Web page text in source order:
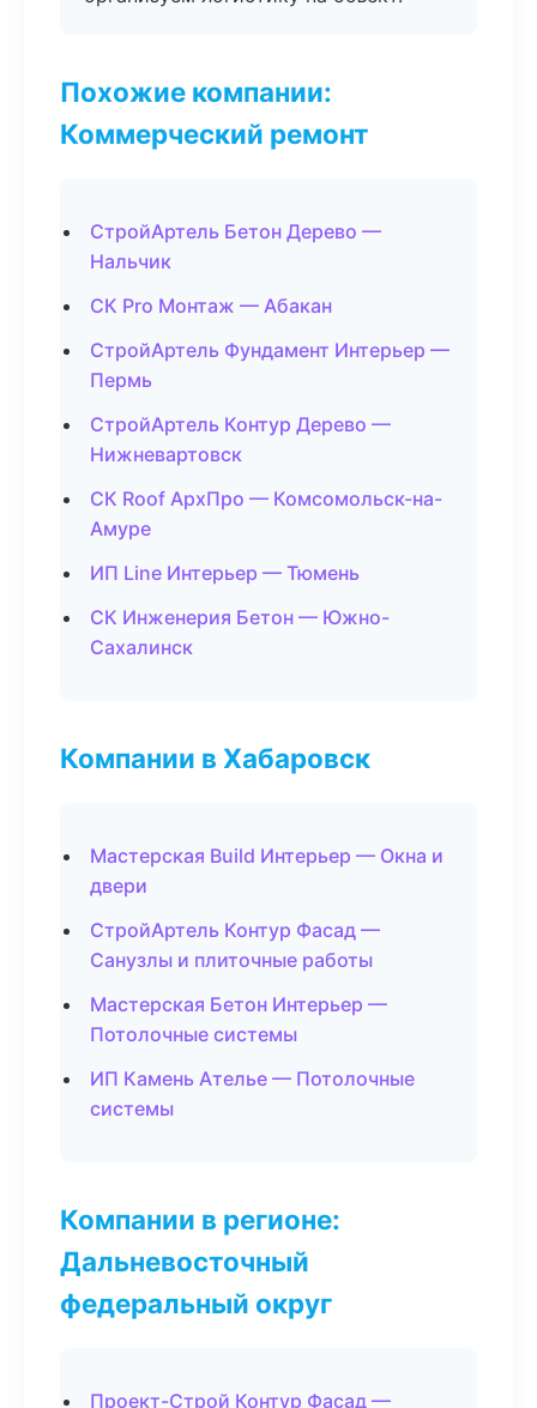
Похожие компании:
Коммерческий ремонт
СтройАртель Бетон Дерево —
Нальчик
СК Pro Монтаж — Абакан
СтройАртель Фундамент Интерьер —
Пермь
СтройАртель Контур Дерево —
Нижневартовск
СК Roof АрхПро — Комсомольск-на-
Амуре
ИП Line Интерьер — Тюмень
СК Инженерия Бетон — Южно-
Сахалинск
Компании в Хабаровск
Мастерская Build Интерьер — Окна и
двери
СтройАртель Контур Фасад —
Санузлы и плиточные работы
Мастерская Бетон Интерьер —
Потолочные системы
ИП Камень Ателье — Потолочные
системы
Компании в регионе:
Дальневосточный
федеральный округ
Проект-Строй Контур Фасад —